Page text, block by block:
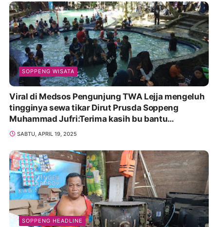
SOPPENG WISATA
Viral di Medsos Pengunjung TWA Lejja mengeluh
tingginya sewa tikar Dirut Prusda Soppeng
Muhammad Jufri:Terima kasih bu bantu
Promosikan
SABTU, APRIL 19, 2025
SOPPENG HEADLINE